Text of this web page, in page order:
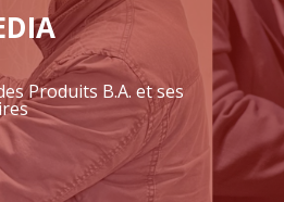
Produits B.A. et ses